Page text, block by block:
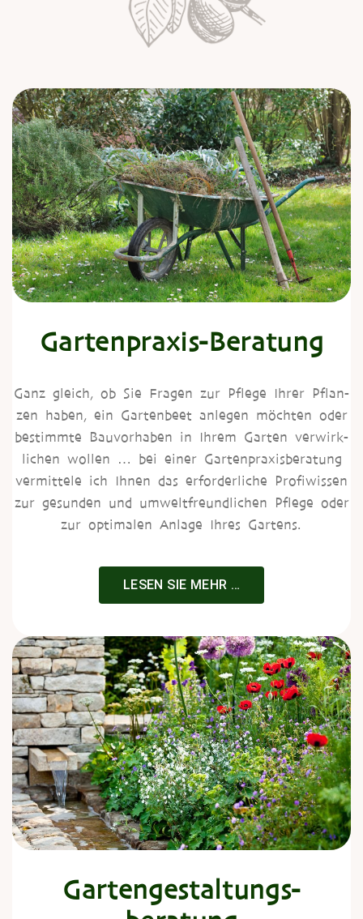
Gartenpraxis-Beratung
Ganz gleich, ob Sie Fra­gen zur Pfle­ge Ihrer Pflan­
zen haben, ein Gar­ten­beet anle­gen möch­ten oder
bestimm­te Bau­vor­ha­ben in Ihrem Gar­ten ver­wirk­
li­chen wol­len … bei einer Gar­ten­pra­xis­be­ra­tung
ver­mit­te­le ich Ihnen das erfor­der­li­che Pro­fi­wis­sen
zur gesun­den und umwelt­freund­li­chen Pfle­ge oder
zur opti­ma­len Anla­ge Ihres Gartens.
LESEN SIE MEHR …
Gartengestaltungs-